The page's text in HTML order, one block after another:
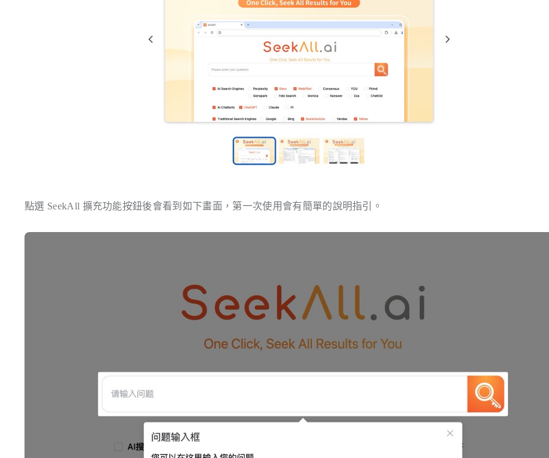
點選 SeekAll 擴充功能按鈕後會看到如下畫面，第一次使用會有簡單的說明指引。